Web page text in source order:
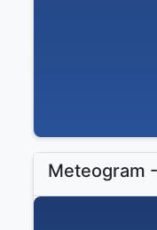
Meteogram